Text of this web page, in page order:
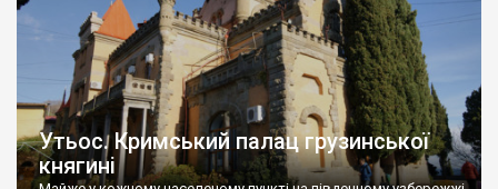
Утьос. Кримський палац грузинської
княгині